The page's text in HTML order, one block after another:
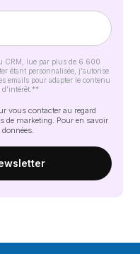
CRM, lue par plus de 6 600
étant personnalisée, j'autorise
emails pour adapter le contenu
d'intérêt.**
vous contacter au regard
de marketing. Pour en savoir
données.